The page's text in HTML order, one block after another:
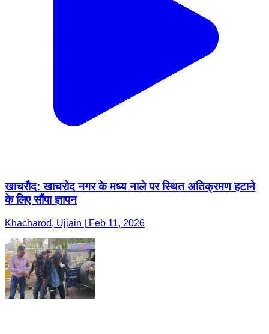
खाचरौद: खाचरोद नगर के मध्य नाले पर स्थित अतिक्रमण हटाने
के लिए सौंपा ज्ञापन
Khacharod, Ujjain | Feb 11, 2026